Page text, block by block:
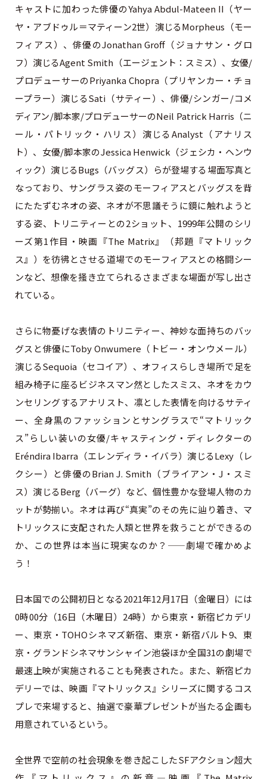
キャストに加わった俳優のYahya Abdul-Mateen II（ヤー
ヤ・アブドゥル＝マティーン2世）演じるMorpheus（モー
フィアス）、俳優のJonathan Groff（ジョナサン・グロ
フ）演じるAgent Smith（エージェント：スミス）、女優/
プロデューサーのPriyanka Chopra（プリヤンカー・チョ
ープラー）演じるSati（サティー）、俳優/シンガー/コメ
ディアン/脚本家/プロデューサーのNeil Patrick Harris（ニ
ール・パトリック・ハリス）演じるAnalyst（アナリス
ト）、女優/脚本家のJessica Henwick（ジェシカ・ヘンウ
ィック）演じるBugs（バッグス）らが登場する場面写真と
なっており、サングラス姿のモーフィアスとバッグスを背
にたたずむネオの姿、ネオが不思議そうに鏡に触れようと
する姿、トリニティーとの2ショット、1999年公開のシリ
ーズ第1作目・映画『The Matrix』（邦題『マトリック
ス』）を彷彿とさせる道場でのモーフィアスとの格闘シー
ンなど、想像を掻き立てられるさまざまな場面が写し出さ
れている。
さらに物憂げな表情のトリニティー、神妙な面持ちのバッ
グスと俳優にToby Onwumere（トビー・オンウメール）
演じるSequoia（セコイア）、オフィスらしき場所で足を
組み椅子に座るビジネスマン然としたスミス、ネオをカウ
ンセリングするアナリスト、凛とした表情を向けるサティ
ー、全身黒のファッションとサングラスで“マトリック
ス”らしい装いの女優/キャスティング・ディレクターの
Eréndira Ibarra（エレンディラ・イバラ）演じるLexy（レ
クシー）と俳優のBrian J. Smith（ブライアン・J・スミ
ス）演じるBerg（バーグ）など、個性豊かな登場人物のカ
ットが勢揃い。ネオは再び“真実”のその先に辿り着き、マ
トリックスに支配された人類と世界を救うことができるの
か、この世界は本当に現実なのか？——劇場で確かめよ
う！
日本国での公開初日となる2021年12月17日（金曜日）には
0時00分（16日（木曜日）24時）から東京・新宿ピカデリ
ー、東京・TOHOシネマズ新宿、東京・新宿バルト9、東
京・グランドシネマサンシャイン池袋ほか全国31の劇場で
最速上映が実施されることも発表された。また、新宿ピカ
デリーでは、映画『マトリックス』シリーズに関するコス
プレで来場すると、抽選で豪華プレゼントが当たる企画も
用意されているという。
全世界で空前の社会現象を巻き起こしたSFアクション超大